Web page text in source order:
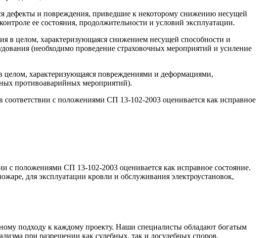
дефекты и повреждения, приведшие к некоторому снижению несущей
ее состояния, продолжительности и условий эксплуатации.
в целом, характеризующаяся снижением несущей способности и
(необходимо проведение страховочных мероприятий и усиление
целом, характеризующаяся повреждениями и деформациями,
противоаварийных мероприятий).
соответствии с положениями СП 13-102-2003 оценивается как исправное
с положениями СП 13-102-2003 оценивается как исправное состояние.
для эксплуатации кровли и обслуживания электроустановок,
подходу к каждому проекту. Наши специалисты обладают богатым
при разрешении как судебных, так и досудебных споров.